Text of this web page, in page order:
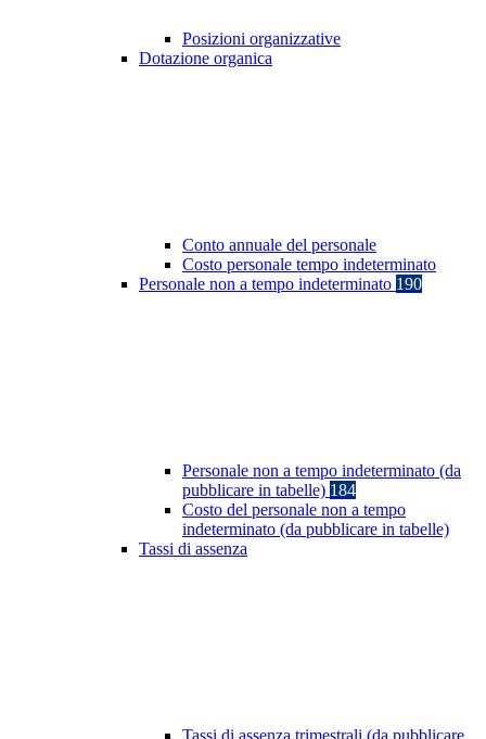
Posizioni organizzative
Dotazione organica
Conto annuale del personale
Costo personale tempo indeterminato
Personale non a tempo indeterminato 190
Personale non a tempo indeterminato (da
pubblicare in tabelle) 184
Costo del personale non a tempo
indeterminato (da pubblicare in tabelle)
Tassi di assenza